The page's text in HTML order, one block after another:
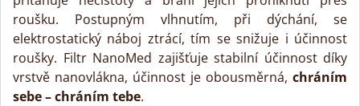
roušku. Postupným vlhnutím, při dýchání, se
elektrostatický náboj ztrácí, tím se snižuje i účinnost
roušky. Filtr NanoMed zajišťuje stabilní účinnost díky
vrstvě nanovlákna, účinnost je obousměrná, chráním
sebe – chráním tebe.